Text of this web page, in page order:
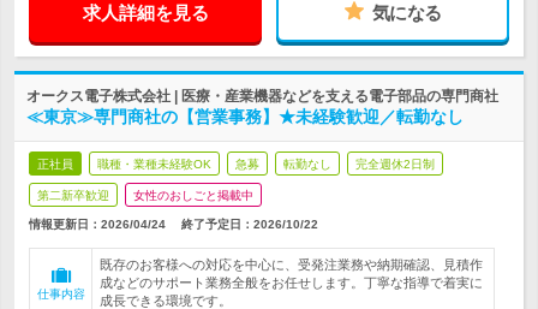
求人詳細を見る 気になる
オークス電子株式会社 | 医療・産業機器などを支える電子部品の専門商社
≪東京≫専門商社の【営業事務】★未経験歓迎／転勤なし
正社員 職種・業種未経験OK 急募 転勤なし 完全週休2日制
第二新卒歓迎 女性のおしごと掲載中
情報更新日：2026/04/24 終了予定日： 2026/10/22
仕事内容
既存のお客様への対応を中心に、受発注業務や納期確認、見積作
成などのサポート業務全般をお任せします。丁寧な指導で着実に
成長できる環境です。